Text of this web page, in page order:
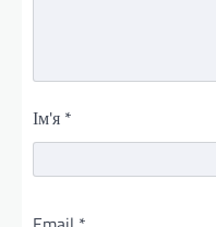
Ім'я *